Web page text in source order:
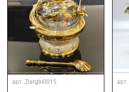
арт. Zlatgbi0015 арт.